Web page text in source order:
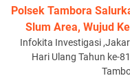
Polsek Tambora
Slum Area, Wujud
Infokita Investigasi
Hari Ulang Tahun ke-